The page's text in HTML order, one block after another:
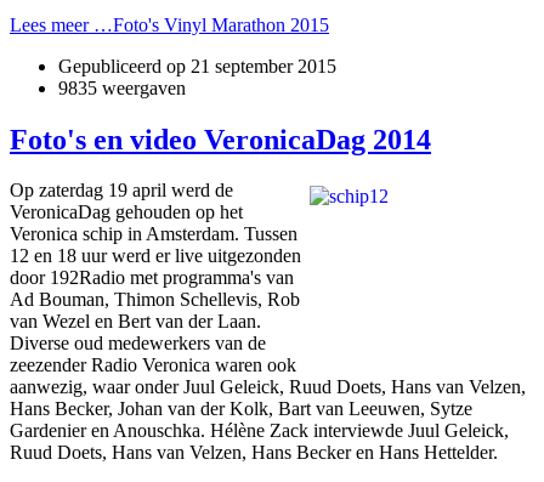
Lees meer …Foto's Vinyl Marathon 2015
Gepubliceerd op 21 september 2015
9835 weergaven
Foto's en video VeronicaDag 2014
Op zaterdag 19 april werd de
VeronicaDag gehouden op het
Veronica schip in Amsterdam. Tussen
12 en 18 uur werd er live uitgezonden
door 192Radio met programma's van
Ad Bouman, Thimon Schellevis, Rob
van Wezel en Bert van der Laan.
Diverse oud medewerkers van de
zeezender Radio Veronica waren ook
aanwezig, waar onder Juul Geleick, Ruud Doets, Hans van Velzen,
Hans Becker, Johan van der Kolk, Bart van Leeuwen, Sytze
Gardenier en Anouschka. Hélène Zack interviewde Juul Geleick,
Ruud Doets, Hans van Velzen, Hans Becker en Hans Hettelder.